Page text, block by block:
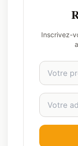
Inscrivez-
Prénom
Adresse